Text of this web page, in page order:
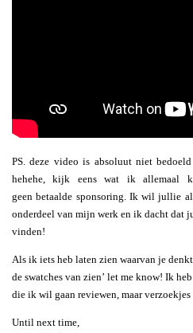
PS. deze video is absoluut niet
hehehe, kijk eens wat ik allemaal
geen betaalde sponsoring. Ik wil jullie
onderdeel van mijn werk en ik dacht dat
vinden!
Als ik iets heb laten zien waarvan je
de swatches van zien’ let me know! Ik
die ik wil gaan reviewen, maar
Until next time,